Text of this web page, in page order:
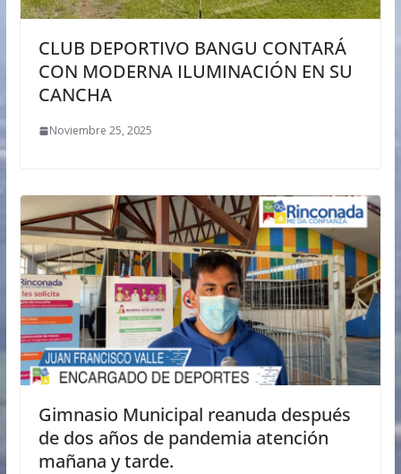
CLUB DEPORTIVO BANGU CONTARÁ
CON MODERNA ILUMINACIÓN EN SU
CANCHA
Noviembre 25, 2025
Gimnasio Municipal reanuda después
de dos años de pandemia atención
mañana y tarde.